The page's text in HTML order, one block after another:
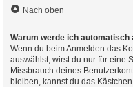
Nach oben
Warum werde ich automatisch
Wenn du beim Anmelden das
auswählst, wirst du nur für eine
Missbrauch deines
bleiben, kannst du das